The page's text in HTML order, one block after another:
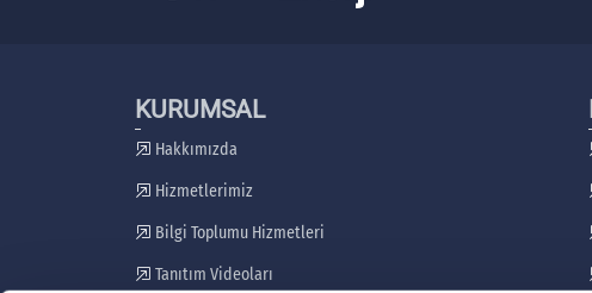
KURUMSAL
Hakkımızda
Hizmetlerimiz
Bilgi Toplumu Hizmetleri
Tanıtım Videoları